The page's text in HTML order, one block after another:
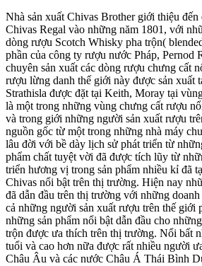
Nhà sản xuất Chivas Brother giới thiệu
Chivas Regal vào những năm 1801, với
dòng rượu Scotch Whisky pha trộn(
phần của công ty rượu nước Pháp, Pernod
chuyên sản xuất các dòng rượu chưng cất
rượu lừng danh thế giới này được sản xuất
Strathisla được đặt tại Keith, Moray tại
là một trong những vùng chưng cất rượu
và trong giới những người sản xuất rượu
nguồn gốc từ một trong những nhà máy
lâu đời với bề dày lịch sử phát triển từ
phẩm chất tuyệt vời đã được tích lũy từ
triển hương vị trong sản phẩm nhiều kỉ đã
Chivas nổi bật trên thị trường. Hiện nay
đã dẫn đầu trên thị trường với những
cả những người sản xuất rượu trên thế giới
những sản phẩm nổi bật dẫn đầu cho
trộn được ưa thích trên thị trường. Nổi bất
tuổi và cao hơn nữa được rất nhiều người
Châu Âu và các nước Châu Á Thái Bình